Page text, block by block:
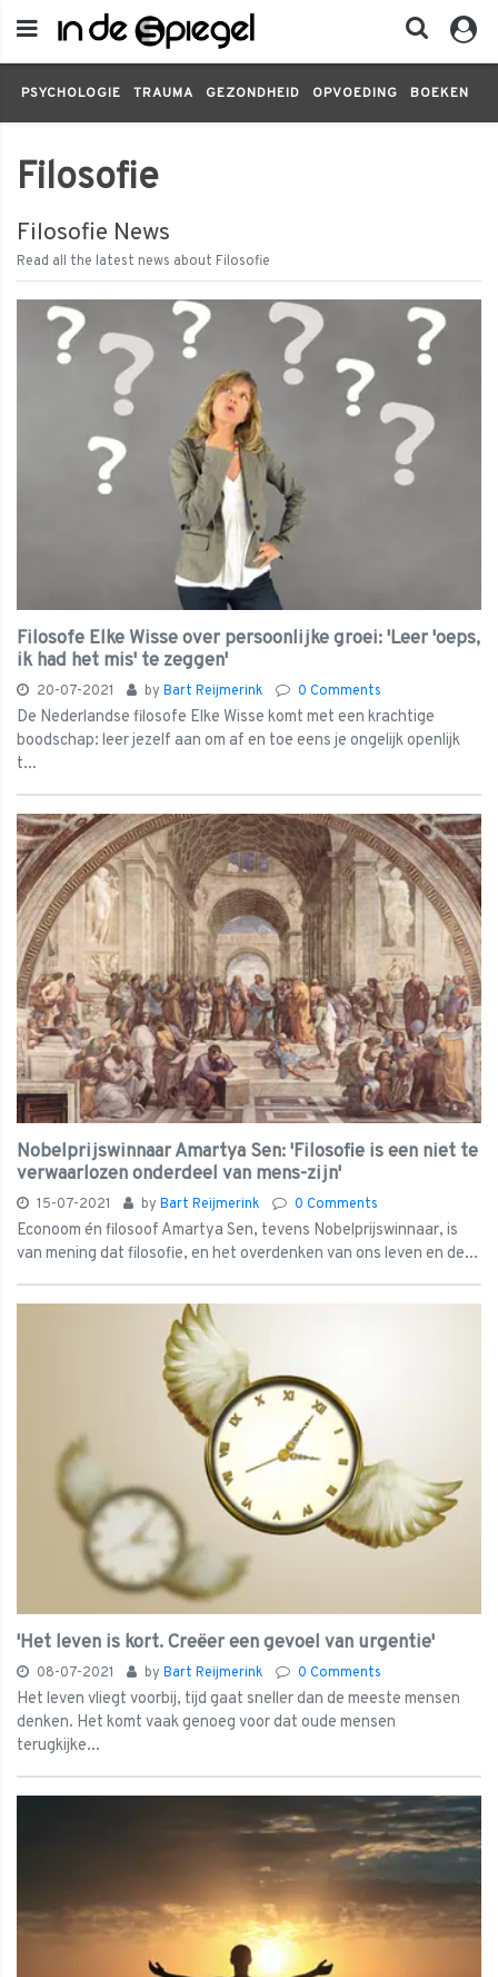
PSYCHOLOGIE TRAUMA GEZONDHEID OPVOEDING BOEKEN
Filosofie
Filosofie News
Read all the latest news about Filosofie
Filosofe Elke Wisse over persoonlijke groei: 'Leer 'oeps,
ik had het mis' te zeggen'
20-07-2021 by Bart Reijmerink 0 Comments
De Nederlandse filosofe Elke Wisse komt met een krachtige
boodschap: leer jezelf aan om af en toe eens je ongelijk openlijk
t...
Nobelprijswinnaar Amartya Sen: 'Filosofie is een niet te
verwaarlozen onderdeel van mens-zijn'
15-07-2021 by Bart Reijmerink 0 Comments
Econoom én filosoof Amartya Sen, tevens Nobelprijswinnaar, is
van mening dat filosofie, en het overdenken van ons leven en de...
'Het leven is kort. Creëer een gevoel van urgentie'
08-07-2021 by Bart Reijmerink 0 Comments
Het leven vliegt voorbij, tijd gaat sneller dan de meeste mensen
denken. Het komt vaak genoeg voor dat oude mensen
terugkijke...